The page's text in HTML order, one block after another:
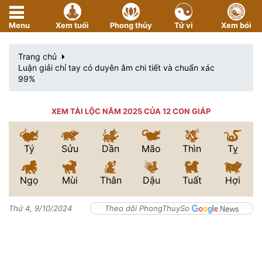
Menu Xem tuổi Phong thủy Tử vi Xem bói
Trang chủ
Luận giải chỉ tay có duyên âm chi tiết và chuẩn xác
99%
XEM TÀI LỘC NĂM 2025 CỦA 12 CON GIÁP
Tý Sửu Dần Mão Thìn Tỵ
Ngọ Mùi Thân Dậu Tuất Hợi
Thứ 4, 9/10/2024 Theo dõi PhongThuySo